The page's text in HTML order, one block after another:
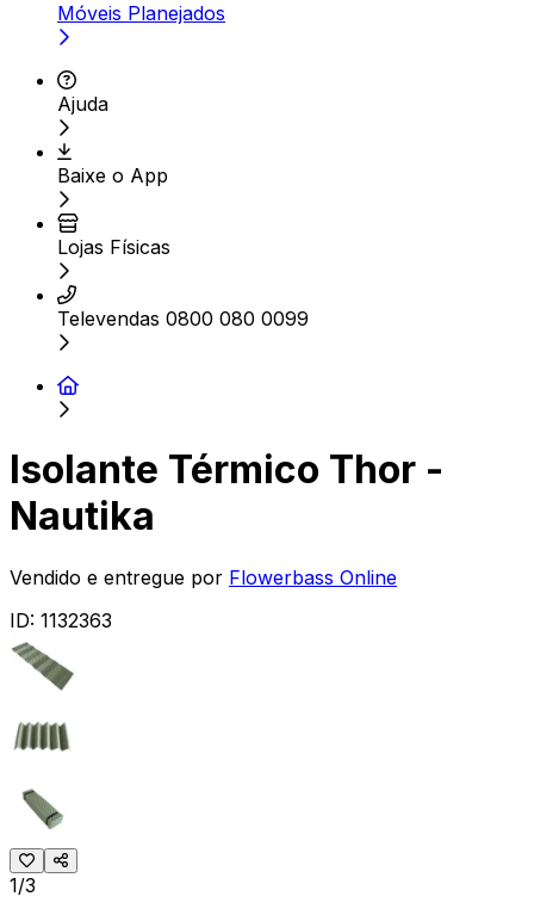
Móveis Planejados
Ajuda
Baixe o App
Lojas Físicas
Televendas 0800 080 0099
Isolante Térmico Thor -
Nautika
Vendido e entregue por Flowerbass Online
ID: 1132363
1/3